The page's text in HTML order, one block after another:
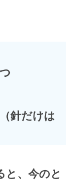
針だけは
と、今のと